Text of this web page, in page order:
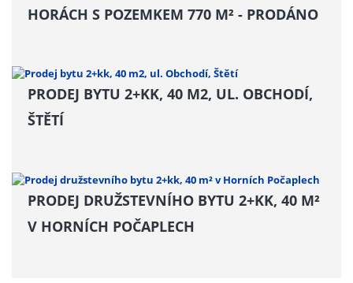
HORÁCH S POZEMKEM 770 M² - PRODÁNO
PRODEJ BYTU 2+KK, 40 M2, UL. OBCHODÍ,
ŠTĚTÍ
PRODEJ DRUŽSTEVNÍHO BYTU 2+KK, 40 M²
V HORNÍCH POČAPLECH